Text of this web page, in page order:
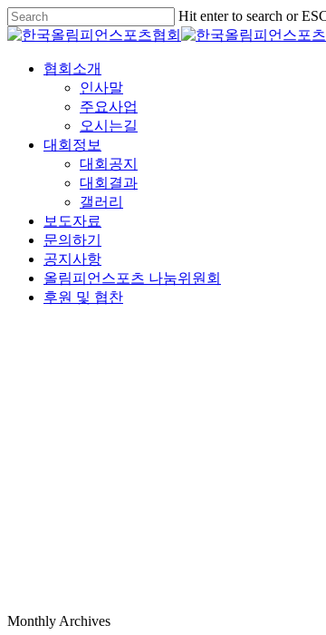
Skip
to
main
content
Hit enter to search or
Close
협회소개
인사말
주요사업
오시는길
대회정보
대회공지
대회결과
갤러리
보도자료
문의하기
공지사항
올림피언스포츠 나눔위원회
후원 및 협찬
Monthly Archives